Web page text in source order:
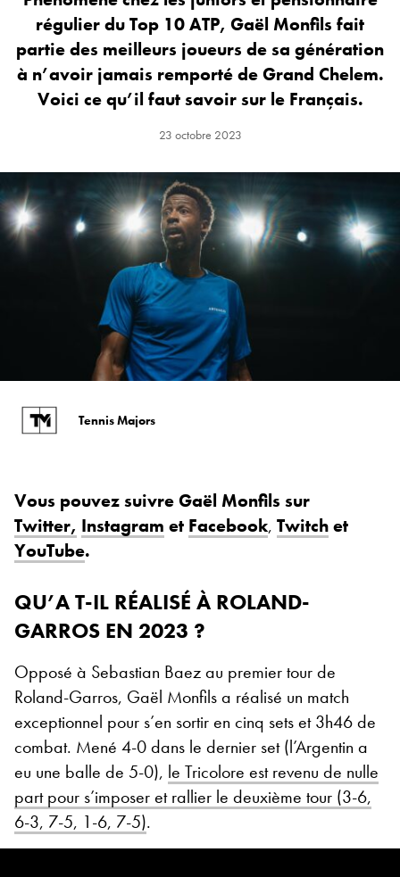
régulier du Top 10 ATP, Gaël Monfils fait
partie des meilleurs joueurs de sa génération
à n’avoir jamais remporté de Grand Chelem.
Voici ce qu’il faut savoir sur le Français.
23 octobre 2023
Tennis Majors
Vous pouvez suivre Gaël Monfils sur
Twitter, Instagram et Facebook, Twitchet
YouTube.
QU’A T-IL RÉALISÉ À ROLAND-
GARROS EN 2023 ?
Opposé à Sebastian Baez au premier tour de
Roland-Garros, Gaël Monfils a réalisé un match
exceptionnel pour s’en sortir en cinq sets et 3h46 de
combat. Mené 4-0 dans le dernier set (l’Argentin a
eu une balle de 5-0), le Tricolore est revenu de nulle
part pour s’imposer et rallier le deuxième tour (3-6,
6-3, 7-5, 1-6, 7-5).